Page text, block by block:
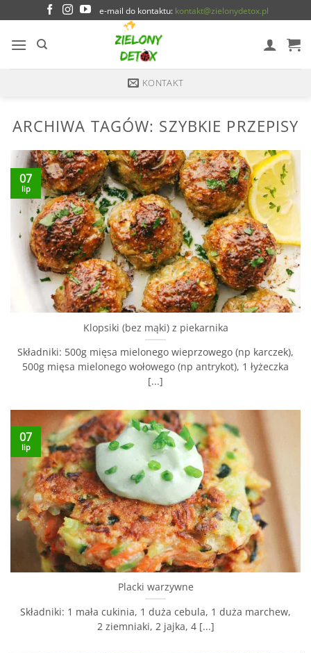
e-mail do kontaktu: kontakt@zielonydetox.pl
KONTAKT
ARCHIWA TAGÓW: SZYBKIE PRZEPISY
Klopsiki (bez mąki) z piekarnika
Składniki: 500g mięsa mielonego wieprzowego (np karczek),
500g mięsa mielonego wołowego (np antrykot), 1 łyżeczka
[...]
07
lip
Placki warzywne
Składniki: 1 mała cukinia, 1 duża cebula, 1 duża marchew,
2 ziemniaki, 2 jajka, 4 [...]
07
lip